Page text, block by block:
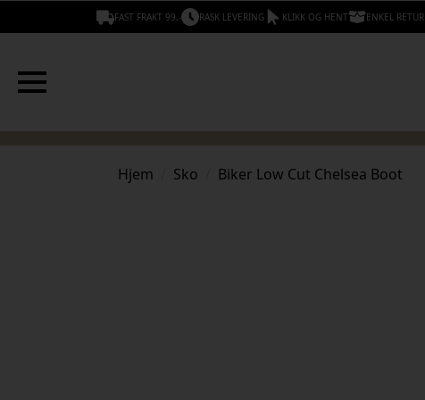
FAST FRAKT 99,- RASK LEVERING KLIKK OG HENT ENKEL RETUR
Hjem Sko Biker Low Cut Chelsea Boot